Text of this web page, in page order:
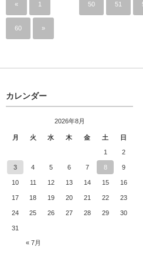
« 1 50 51
60 »
カレンダー
2026年8月
月 火 水 木 金 土 日
« 7月
1 2
3 4 5 6 7 8 9
10 11 12 13 14 15 16
17 18 19 20 21 22 23
24 25 26 27 28 29 30
31